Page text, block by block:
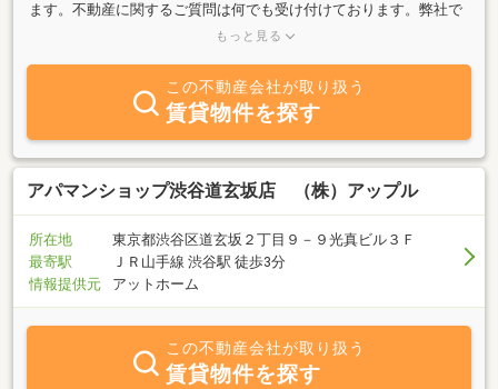
ます。不動産に関するご質問は何でも受け付けております。弊社で
提供しているコンシェルジュサービス「SumutoCo」は多くの口コ
添った丁寧なアテンドを大切にしています。周辺環境や通勤、通学
のアクセスを真摯に対応し、入居される方全員が快適に暮らせる物
件をご提案しております。社宅代行制度を弊社でしたら一室からご
案内が可能です。福利厚生の整備、制度の設計から運用まで法人様
からお声を頂戴しております。お気軽にご相談ください。弊社独自
のサービス「BUILDOA」限られた情報や時間のなかで、ご満足いた
トを提供するものとなっています。ご来店の際はプライバシーに配
慮し個室空間でご案内しております。周りを気にせず落ち着いた空
間でお部屋を探していただけます。お気軽にご相談ください。
もっと見る
この不動産会社が取り扱う
賃貸物件を探す
アパマンショップ渋谷道玄坂店 （株）アップル
所在地
東京都渋谷区道玄坂２丁目９－９光真ビル３Ｆ
最寄駅
ＪＲ山手線 渋谷駅 徒歩3分
情報提供元
アットホーム
この不動産会社が取り扱う
賃貸物件を探す